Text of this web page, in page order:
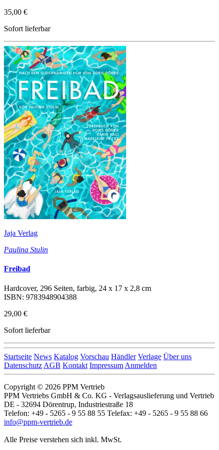
35,00 €
Sofort lieferbar
Jaja Verlag
Paulina Stulin
Freibad
Hardcover, 296 Seiten, farbig, 24 x 17 x 2,8 cm
ISBN: 9783948904388
29,00 €
Sofort lieferbar
Startseite News Katalog Vorschau Händler Verlage Über uns
Datenschutz AGB Kontakt Impressum Anmelden
Copyright © 2026 PPM Vertrieb
PPM Vertriebs GmbH & Co. KG - Verlagsauslieferung und Vertrieb
DE - 32694 Dörentrup, Industriestraße 18
Telefon: +49 - 5265 - 9 55 88 55 Telefax: +49 - 5265 - 9 55 88 66
info@ppm-vertrieb.de
Alle Preise verstehen sich inkl. MwSt.